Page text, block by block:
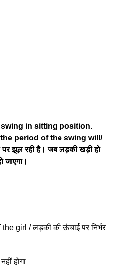
in sitting position.
period of the swing will/
झूल रही है। जब लड़की खड़ी हो
जाएगा।
girl / लड़की की ऊंचाई पर निर्भर
होगा